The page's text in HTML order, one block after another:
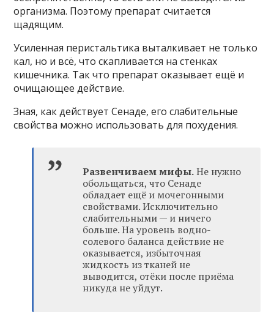
организма. Поэтому препарат считается
щадящим.
Усиленная перистальтика выталкивает не только
кал, но и всё, что скапливается на стенках
кишечника. Так что препарат оказывает ещё и
очищающее действие.
Зная, как действует Сенаде, его слабительные
свойства можно использовать для похудения.
Развенчиваем мифы.Не нужно
обольщаться, что Сенаде
обладает ещё и мочегонными
свойствами. Исключительно
слабительными — и ничего
больше. На уровень водно-
солевого баланса действие не
оказывается, избыточная
жидкость из тканей не
выводится, отёки после приёма
никуда не уйдут.